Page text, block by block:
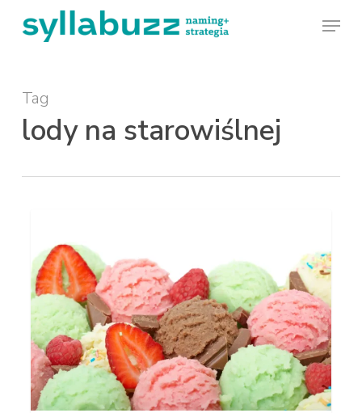
Skip
main
content
Menu
Tag
lody na starowiślnej
dla
lodziarni
–
metoda
na dobrego